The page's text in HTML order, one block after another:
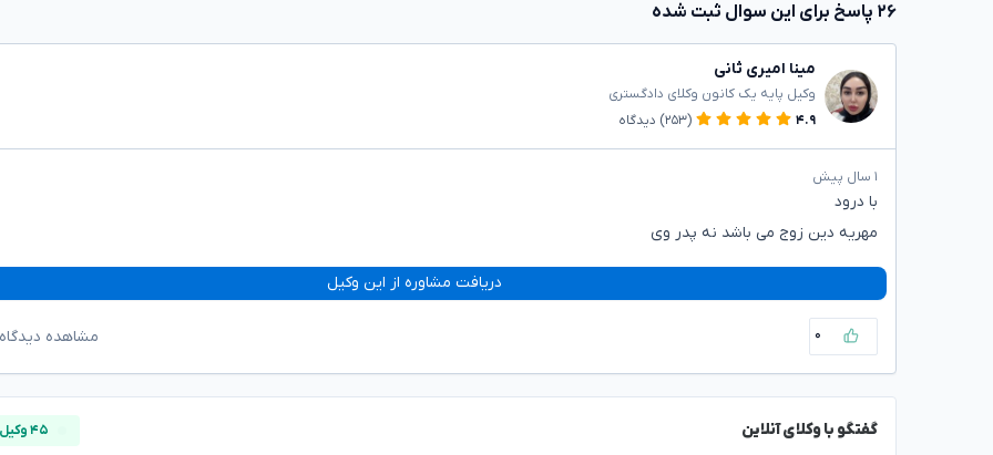
۲۶ پاسخ برای این سوال ثبت شده
مینا امیری ثانی
وکیل پایه یک کانون وکلای دادگستری
۴.۹
(۲۵۳) دیدگاه
۱ سال پیش
با درود
مهریه دین زوج می باشد نه پدر وی
دریافت مشاوره از این وکیل
۰ مشاهده
گفتگو با وکلای آنلاین ۴۵ وکیل آنلاین